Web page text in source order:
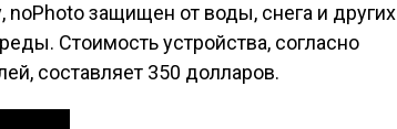
noPhoto защищен от воды, снега и других
Стоимость устройства, согласно
составляет 350 долларов.